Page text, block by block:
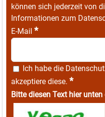
können sich jederzeit von
Informationen zum
E-Mail *
Ich habe die
akzeptiere diese. *
Bitte diesen Text hier unten